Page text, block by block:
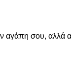
αγάπη σου, αλλά